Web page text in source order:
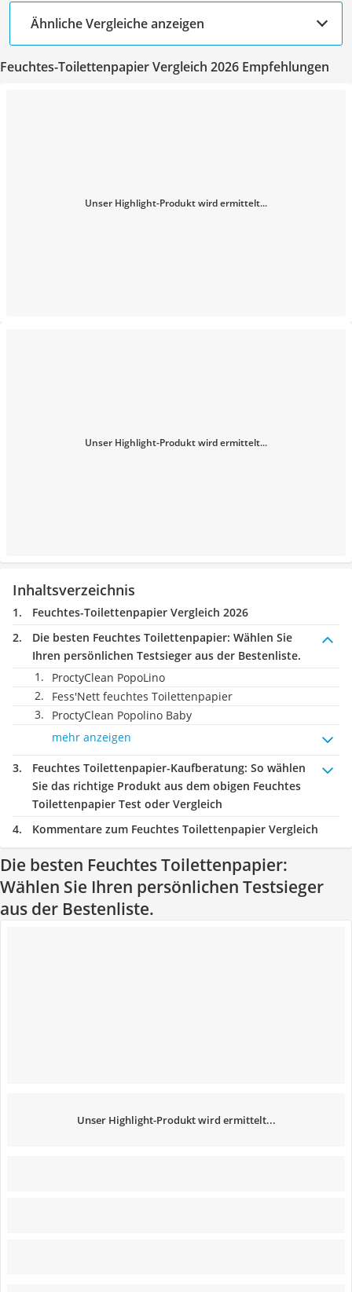
Ähnliche Vergleiche anzeigen
Feuchtes-Toilettenpapier Vergleich 2026 Empfehlungen
Unser Highlight-Produkt wird ermittelt...
Unser Highlight-Produkt wird ermittelt...
Inhaltsverzeichnis
Feuchtes-Toilettenpapier Vergleich 2026
Die besten Feuchtes Toilettenpapier: Wählen Sie
Ihren persönlichen Testsieger aus der Bestenliste.
ProctyClean PopoLino
Fess'Nett feuchtes Toilettenpapier
ProctyClean Popolino Baby
mehr anzeigen
Feuchtes Toilettenpapier-Kaufberatung: So wählen
Sie das richtige Produkt aus dem obigen Feuchtes
Toilettenpapier Test oder Vergleich
Kommentare zum Feuchtes Toilettenpapier Vergleich
Die besten Feuchtes Toilettenpapier:
Wählen Sie Ihren persönlichen Testsieger
aus der Bestenliste.
Unser Highlight-Produkt wird ermittelt...